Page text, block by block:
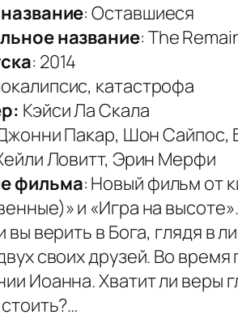
: Оставшиеся
название: The
: 2014
катастрофа
Кэйси Ла Скала
Пакар, Шон Сайпос,
Ловитт, Эрин Мерфи
фильма: Новый фильм от
и «Игра на высоте».
вы верить в Бога, глядя в
своих друзей. Во
Иоанна. Хватит ли веры